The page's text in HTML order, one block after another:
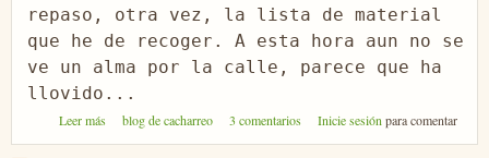
repaso, otra vez, la lista de material
que he de recoger. A esta hora aun no se
ve un alma por la calle, parece que ha
llovido...
Leer más sobre Ensayo Alexandra -parte A-
blog de cacharreo 3 comentarios Inicie sesión para comentar